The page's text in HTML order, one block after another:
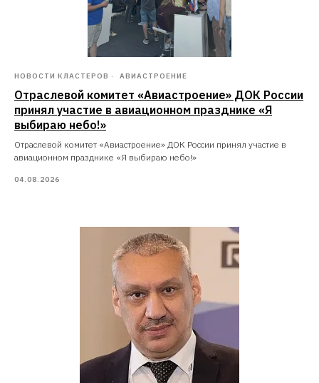
НОВОСТИ КЛАСТЕРОВ АВИАСТРОЕНИЕ
Отраслевой комитет «Авиастроение» ДОК России
принял участие в авиационном празднике «Я
выбираю небо!»
Отраслевой комитет «Авиастроение» ДОК России принял участие в
авиационном празднике «Я выбираю небо!»
04.08.2026